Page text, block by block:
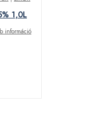
1,0L
információ